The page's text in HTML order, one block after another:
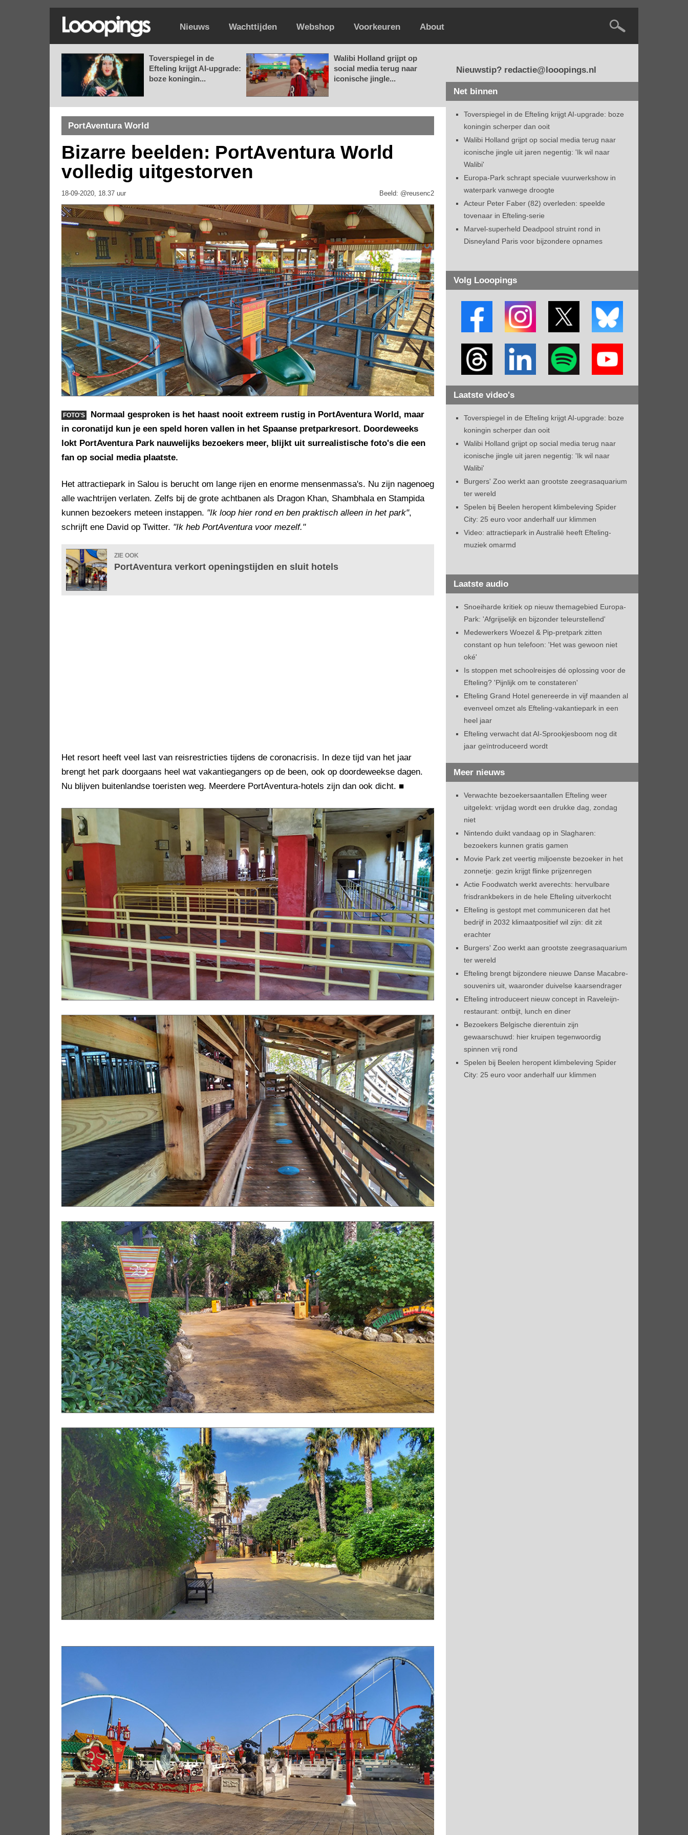
Nieuws Wachttijden Webshop Voorkeuren About
Toverspiegel in de
Efteling krijgt AI-upgrade:
boze koningin...
Walibi Holland grijpt op
social media terug naar
iconische jingle...
PortAventura World
Bizarre beelden: PortAventura World
volledig uitgestorven
18-09-2020, 18.37 uur Beeld: @reusenc2
FOTO'S
Normaal gesproken is het haast nooit extreem rustig in PortAventura World, maar
in coronatijd kun je een speld horen vallen in het Spaanse pretparkresort. Doordeweeks
lokt PortAventura Park nauwelijks bezoekers meer, blijkt uit surrealistische foto's die een
fan op social media plaatste.
Het attractiepark in Salou is berucht om lange rijen en enorme mensenmassa's. Nu zijn nagenoeg
alle wachtrijen verlaten. Zelfs bij de grote achtbanen als Dragon Khan, Shambhala en Stampida
kunnen bezoekers meteen instappen. "Ik loop hier rond en ben praktisch alleen in het park",
schrijft ene David op Twitter. "Ik heb PortAventura voor mezelf."
ZIE OOK
PortAventura verkort openingstijden en sluit hotels
Het resort heeft veel last van reisrestricties tijdens de coronacrisis. In deze tijd van het jaar
brengt het park doorgaans heel wat vakantiegangers op de been, ook op doordeweekse dagen.
Nu blijven buitenlandse toeristen weg. Meerdere PortAventura-hotels zijn dan ook dicht. ■
Nieuwstip? redactie@looopings.nl
Net binnen
Toverspiegel in de Efteling krijgt AI-upgrade: boze
koningin scherper dan ooit
Walibi Holland grijpt op social media terug naar
iconische jingle uit jaren negentig: 'Ik wil naar
Walibi'
Europa-Park schrapt speciale vuurwerkshow in
waterpark vanwege droogte
Acteur Peter Faber (82) overleden: speelde
tovenaar in Efteling-serie
Marvel-superheld Deadpool struint rond in
Disneyland Paris voor bijzondere opnames
Volg Looopings
Laatste video's
Toverspiegel in de Efteling krijgt AI-upgrade: boze
koningin scherper dan ooit
Walibi Holland grijpt op social media terug naar
iconische jingle uit jaren negentig: 'Ik wil naar
Walibi'
Burgers' Zoo werkt aan grootste zeegrasaquarium
ter wereld
Spelen bij Beelen heropent klimbeleving Spider
City: 25 euro voor anderhalf uur klimmen
Video: attractiepark in Australië heeft Efteling-
muziek omarmd
Laatste audio
Snoeiharde kritiek op nieuw themagebied Europa-
Park: 'Afgrijselijk en bijzonder teleurstellend'
Medewerkers Woezel & Pip-pretpark zitten
constant op hun telefoon: 'Het was gewoon niet
oké'
Is stoppen met schoolreisjes dé oplossing voor de
Efteling? 'Pijnlijk om te constateren'
Efteling Grand Hotel genereerde in vijf maanden al
evenveel omzet als Efteling-vakantiepark in een
heel jaar
Efteling verwacht dat AI-Sprookjesboom nog dit
jaar geïntroduceerd wordt
Meer nieuws
Verwachte bezoekersaantallen Efteling weer
uitgelekt: vrijdag wordt een drukke dag, zondag
niet
Nintendo duikt vandaag op in Slagharen:
bezoekers kunnen gratis gamen
Movie Park zet veertig miljoenste bezoeker in het
zonnetje: gezin krijgt flinke prijzenregen
Actie Foodwatch werkt averechts: hervulbare
frisdrankbekers in de hele Efteling uitverkocht
Efteling is gestopt met communiceren dat het
bedrijf in 2032 klimaatpositief wil zijn: dit zit
erachter
Burgers' Zoo werkt aan grootste zeegrasaquarium
ter wereld
Efteling brengt bijzondere nieuwe Danse Macabre-
souvenirs uit, waaronder duivelse kaarsendrager
Efteling introduceert nieuw concept in Raveleijn-
restaurant: ontbijt, lunch en diner
Bezoekers Belgische dierentuin zijn
gewaarschuwd: hier kruipen tegenwoordig
spinnen vrij rond
Spelen bij Beelen heropent klimbeleving Spider
City: 25 euro voor anderhalf uur klimmen